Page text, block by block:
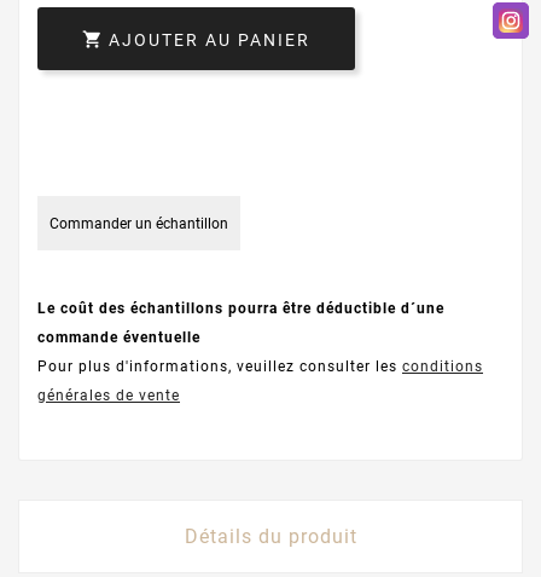
 AJOUTER AU PANIER
Commander un échantillon
Le coût des échantillons pourra être déductible d´une
commande éventuelle
Pour plus d'informations, veuillez consulter les conditions
générales de vente
Détails du produit